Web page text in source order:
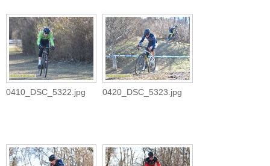
0410_DSC_5322.jpg 0420_DSC_5323.jpg